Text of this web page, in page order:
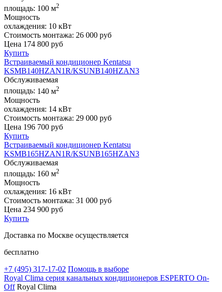
площадь: 100 м2
Мощность
охлаждения: 10 кВт
Стоимость монтажа: 26 000 руб
Цена 174 800 руб
Купить
Встраиваемый кондиционер Kentatsu
KSMB140HZAN1R/KSUNB140HZAN3
Обслуживаемая
площадь: 140 м2
Мощность
охлаждения: 14 кВт
Стоимость монтажа: 29 000 руб
Цена 196 700 руб
Купить
Встраиваемый кондиционер Kentatsu
KSMB165HZAN1R/KSUNB165HZAN3
Обслуживаемая
площадь: 160 м2
Мощность
охлаждения: 16 кВт
Стоимость монтажа: 31 000 руб
Цена 234 900 руб
Купить
Доставка по Москве осуществляется
бесплатно
+7 (495) 317-17-02 Помощь в выборе
Royal Clima серия канальных кондиционеров ESPERTO On-
Off Royal Clima